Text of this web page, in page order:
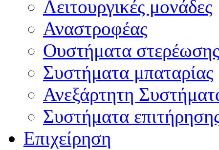
Λειτουργικές μονάδες
Αναστροφέας
Oυστήματα στερέωσης
Συστήματα μπαταρίας
Ανεξάρτητη
Συστήματα
Επιχείρηση